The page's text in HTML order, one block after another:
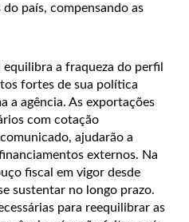
país, compensando as
a fraqueza do perfil
fortes de sua política
a agência. As exportações
com cotação
ajudarão a
externos. Na
fiscal em vigor desde
sustentar no longo prazo.
para reequilibrar as